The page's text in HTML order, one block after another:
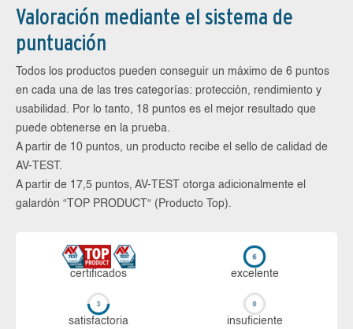
Valoración mediante el sistema de
puntuación
Todos los productos pueden conseguir un máximo de 6 puntos
en cada una de las tres categorías: protección, rendimiento y
usabilidad. Por lo tanto, 18 puntos es el mejor resultado que
puede obtenerse en la prueba.
A partir de 10 puntos, un producto recibe el sello de calidad de
AV-TEST.
A partir de 17,5 puntos, AV-TEST otorga adicionalmente el
galardón “TOP PRODUCT“ (Producto Top).
certi­ficados ex­ce­len­te
sa­tis­fac­to­ria in­su­fi­cien­te